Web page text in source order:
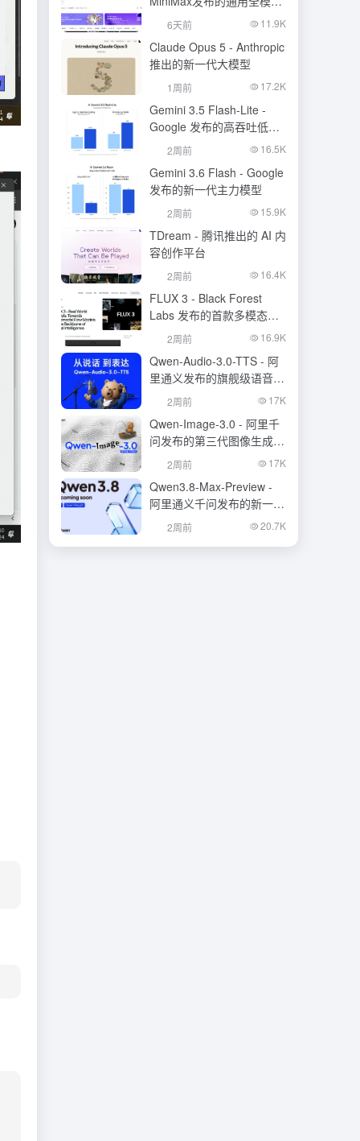
生成模型
6天前 11.9K
Claude Opus 5 - Anthropic
推出的新一代大模型
1周前 17.2K
Gemini 3.5 Flash-Lite -
Google 发布的高吞吐低成
本模型
2周前 16.5K
Gemini 3.6 Flash - Google
发布的新一代主力模型
2周前 15.9K
TDream - 腾讯推出的 AI 内
容创作平台
2周前 16.4K
FLUX 3 - Black Forest
Labs 发布的首款多模态基
础模型
2周前 16.9K
Qwen-Audio-3.0-TTS - 阿
里通义发布的旗舰级语音合
成大模型
2周前 17K
Qwen-Image-3.0 - 阿里千
问发布的第三代图像生成基
础模型
2周前 17K
Qwen3.8-Max-Preview -
阿里通义千问发布的新一代
旗舰大模型
2周前 20.7K